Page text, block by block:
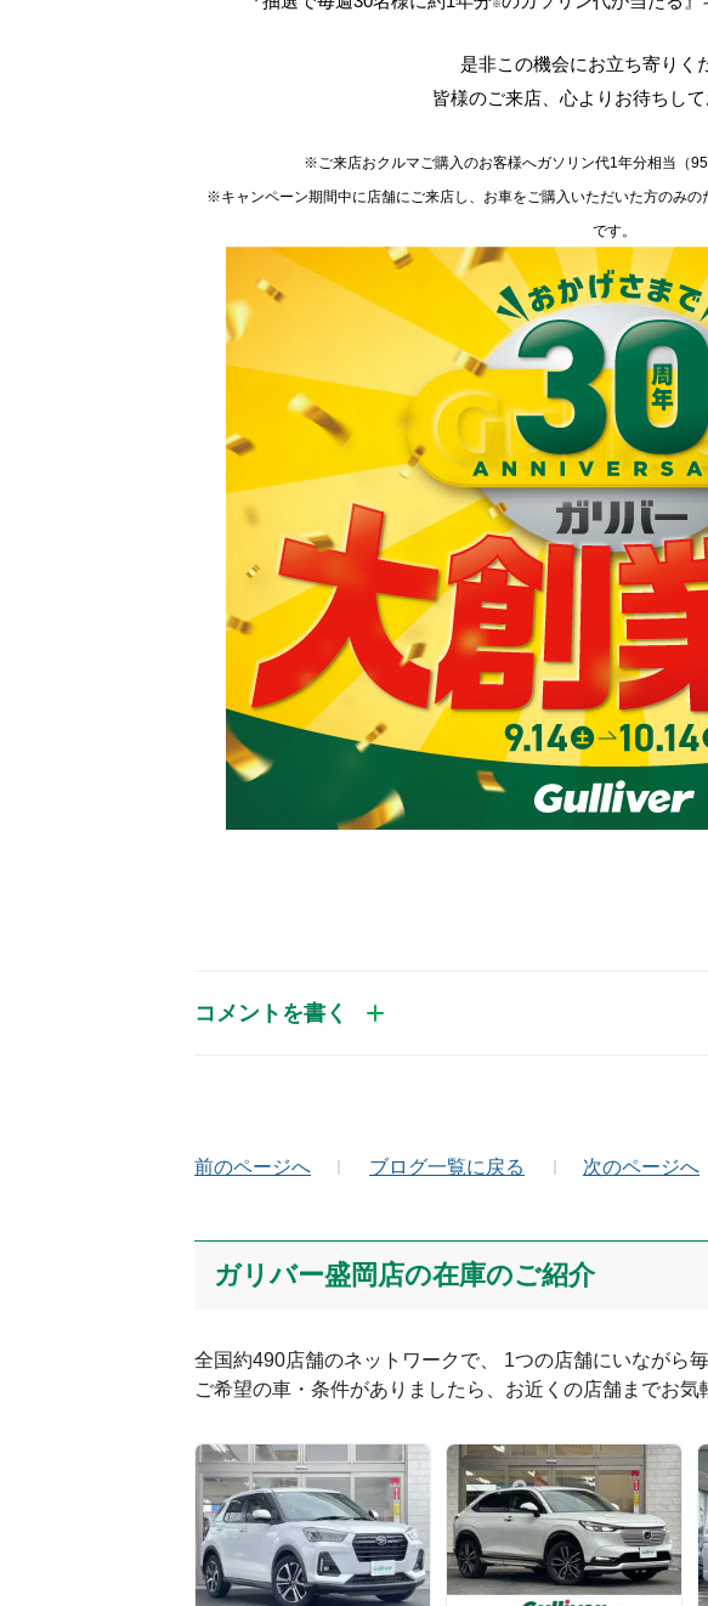
※
是非この機会にお立ち寄りく
皆様のご来店、心よりお待ちして
※ご来店おクルマご購入のお客様へガソリン代1年分相当（
※キャンペーン期間中に店舗にご来店し、お車をご購入いただいた方のみ
です。
コメントを書く
Captcha
前のページへ ブログ一覧に戻る 次のページへ
ガリバー盛岡店の在庫のご紹介
全国約490店舗のネットワークで、 1つの店舗にいながら
ご希望の車・条件がありましたら、お近くの店舗までお気